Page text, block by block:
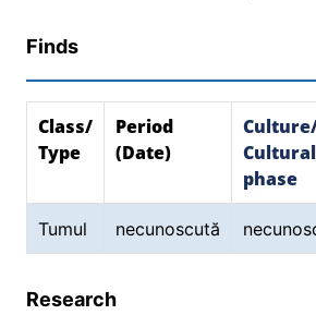
Finds
Class/
Type
Period
(Date)
Cultural
phase
Tumul necunoscută
Research